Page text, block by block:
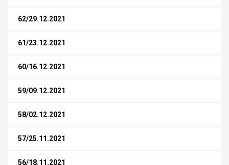
62/29.12.2021
61/23.12.2021
60/16.12.2021
59/09.12.2021
58/02.12.2021
57/25.11.2021
56/18.11.2021